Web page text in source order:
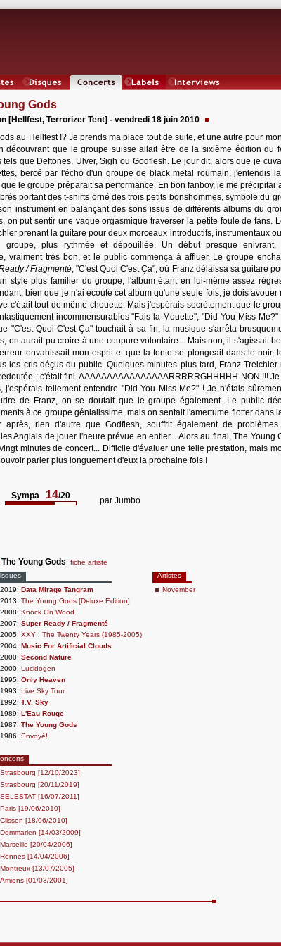
Gods
[Hellfest, Terrorizer Tent] - vendredi 18 juin 2010
au Hellfest !? Je prends ma place tout de suite, et une autre pour
découvrant que le groupe suisse allait être de la sixième édition du
tels que Deftones, Ulver, Sigh ou Godflesh. Le jour dit, alors que je
bercé par l'écho d'un groupe de black metal roumain, j'entendis
le groupe préparait sa performance. En bon fanboy, je me
portant des t-shirts orné des trois petits bonshommes, symbole du
instrument en balançant des sons issus de différents albums du
on put sentir une vague orgasmique traverser la petite foule de fans.
prenant la guitare pour deux morceaux introductifs, instrumentaux
groupe, plus rythmée et dépouillée. Un début presque
vraiment très bon, et le public commença à affluer. Le groupe
/ Fragmenté, "C'est Quoi C'est Ça", où Franz délaissa sa guitare
style plus familier du groupe, l'album étant en lui-même assez
bien que je n'ai écouté cet album qu'une seule fois, je dois avouer
c'était tout de même chouette. Mais j'espérais secrètement que le
incommensurables "Fais la Mouette", "Did You Miss
"C'est Quoi C'est Ça" touchait à sa fin, la musique s'arrêta
on aurait pu croire à une coupure volontaire... Mais non, il s'agissait
envahissait mon esprit et que la tente se plongeait dans le noir,
les cris déçus du public. Quelques minutes plus tard, Franz
: c'était fini. AAAAAAAAAAAAAAAARRRRRGHHHHH NON !!!
j'espérais tellement entendre "Did You Miss Me?" ! Je n'étais
de Franz, on se doutait que le groupe également. Le public
à ce groupe génialissime, mais on sentait l'amertume flotter dans
après, rien d'autre que Godflesh, souffrit également de
Anglais de jouer l'heure prévue en entier... Alors au final, The Young
minutes de concert... Difficile d'évaluer une telle prestation, mais
parler plus longuement d'eux la prochaine fois !
Sympa 14/20 par Jumbo
The Young Gods
fiche artiste
2019: Data Mirage Tangram
2013: The Young Gods [Deluxe Edition]
2008: Knock On Wood
2007: Super Ready / Fragmenté
2005: XXY : The Twenty Years (1985-2005)
2004: Music For Artificial Clouds
2000: Second Nature
2000: Lucidogen
1995: Only Heaven
1993: Live Sky Tour
1992: T.V. Sky
1989: L'Eau Rouge
1987: The Young Gods
1986: Envoyé!
Strasbourg [12/10/2023]
Strasbourg [20/11/2019]
SELESTAT [16/07/2011]
Paris [19/06/2010]
Clisson [18/06/2010]
Dommarien [14/03/2009]
Marseille [20/04/2006]
Rennes [14/04/2006]
Montreux [13/07/2005]
Amiens [01/03/2001]
Artistes
November